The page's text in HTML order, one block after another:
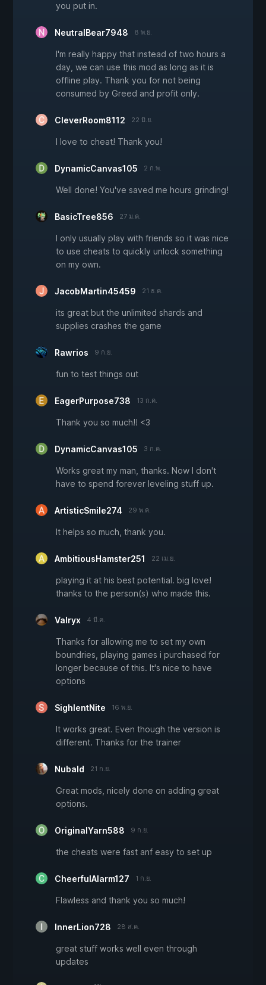
you put in.
NeutralBear7948 8 พ.ย.
I'm really happy that instead of two hours a
day, we can use this mod as long as it is
offline play. Thank you for not being
consumed by Greed and profit only.
CleverRoom8112 22 มิ.ย.
I love to cheat! Thank you!
DynamicCanvas105 2 ก.พ.
Well done! You've saved me hours grinding!
BasicTree856 27 ม.ค.
I only usually play with friends so it was nice
to use cheats to quickly unlock something
on my own.
JacobMartin45459 21 ธ.ค.
its great but the unlimited shards and
supplies crashes the game
Rawrios 9 ก.ย.
fun to test things out
EagerPurpose738 13 ก.ค.
Thank you so much!! <3
DynamicCanvas105 3 ก.ค.
Works great my man, thanks. Now I don't
have to spend forever leveling stuff up.
ArtisticSmile274 29 พ.ค.
It helps so much, thank you.
AmbitiousHamster251 22 เม.ย.
playing it at his best potential. big love!
thanks to the person(s) who made this.
Valryx 4 มี.ค.
Thanks for allowing me to set my own
boundries, playing games i purchased for
longer because of this. It's nice to have
options
SighlentNite 16 พ.ย.
It works great. Even though the version is
different. Thanks for the trainer
Nubald 21 ก.ย.
Great mods, nicely done on adding great
options.
OriginalYarn588 9 ก.ย.
the cheats were fast anf easy to set up
CheerfulAlarm127 1 ก.ย.
Flawless and thank you so much!
InnerLion728 28 ส.ค.
great stuff works well even through
updates